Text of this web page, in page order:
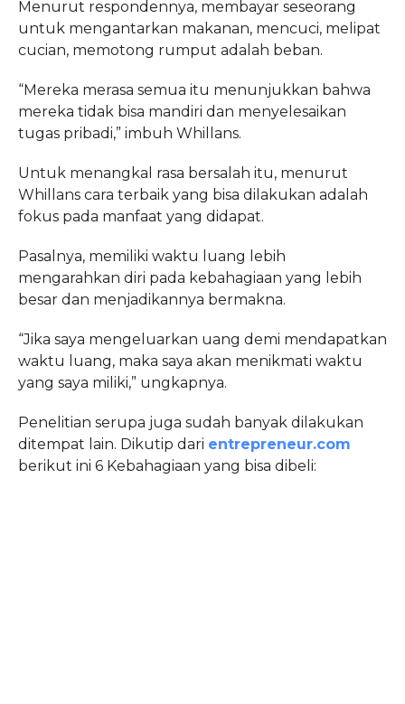
Menurut respondennya, membayar seseorang
untuk mengantarkan makanan, mencuci, melipat
cucian, memotong rumput adalah beban.
“Mereka merasa semua itu menunjukkan bahwa
mereka tidak bisa mandiri dan menyelesaikan
tugas pribadi,” imbuh Whillans.
Untuk menangkal rasa bersalah itu, menurut
Whillans cara terbaik yang bisa dilakukan adalah
fokus pada manfaat yang didapat.
Pasalnya, memiliki waktu luang lebih
mengarahkan diri pada kebahagiaan yang lebih
besar dan menjadikannya bermakna.
“Jika saya mengeluarkan uang demi mendapatkan
waktu luang, maka saya akan menikmati waktu
yang saya miliki,” ungkapnya.
Penelitian serupa juga sudah banyak dilakukan
ditempat lain. Dikutip dari entrepreneur.com
berikut ini 6 Kebahagiaan yang bisa dibeli: